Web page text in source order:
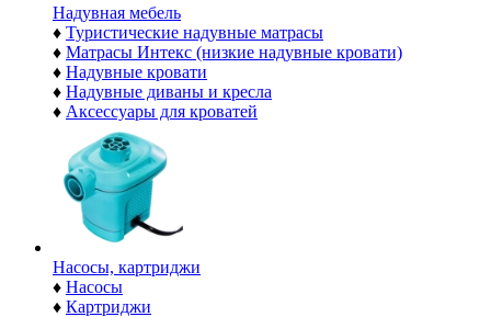
Надувная мебель
♦ Туристические надувные матрасы
♦ Матрасы Интекс (низкие надувные кровати)
♦ Надувные кровати
♦ Надувные диваны и кресла
♦ Аксессуары для кроватей
Насосы, картриджи
♦ Насосы
♦ Картриджи